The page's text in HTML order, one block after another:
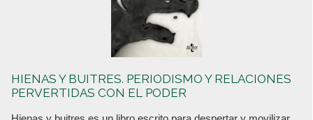
HIENAS Y BUITRES. PERIODISMO Y RELACIONES
PERVERTIDAS CON EL PODER